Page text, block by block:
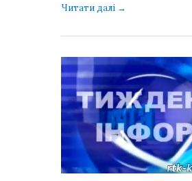
Читати далі →